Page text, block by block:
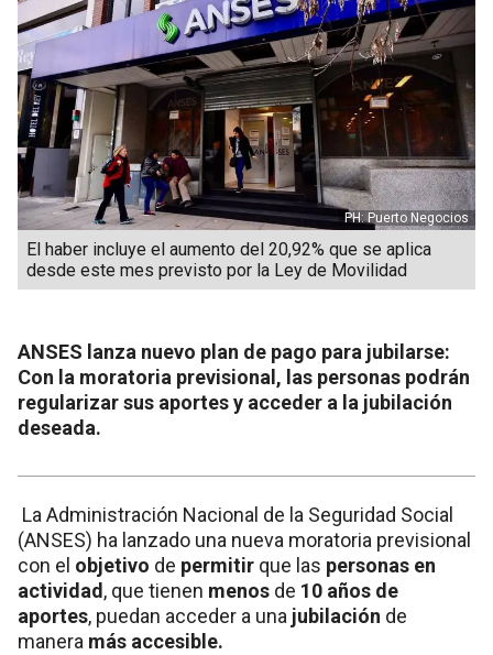
El haber incluye el aumento del 20,92% que se aplica
desde este mes previsto por la Ley de Movilidad
PH: Puerto Negocios
ANSES lanza nuevo plan de pago para jubilarse:
Con la moratoria previsional, las personas podrán
regularizar sus aportes y acceder a la jubilación
deseada.
La Administración Nacional de la Seguridad Social
(ANSES) ha lanzado una nueva moratoria previsional
con el objetivo de permitir que las personas en
actividad, que tienen menos de 10 años de
aportes, puedan acceder a una jubilación de
manera más accesible.